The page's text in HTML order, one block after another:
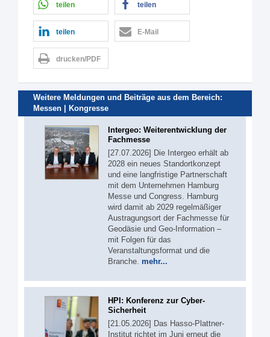
teilen teilen
teilen E-Mail
drucken/PDF
Weitere Meldungen und Beiträge aus dem Bereich:
Messen | Kongresse
Intergeo: Weiterentwicklung der
Fachmesse
[27.07.2026] Die Intergeo erhält ab
2028 ein neues Standortkonzept
und eine langfristige Partnerschaft
mit dem Unternehmen Hamburg
Messe und Congress. Hamburg
wird damit ab 2029 regelmäßiger
Austragungsort der Fachmesse für
Geodäsie und Geo-Information –
mit Folgen für das
Veranstaltungsformat und die
Branche. mehr...
HPI: Konferenz zur Cyber-
Sicherheit
[21.05.2026] Das Hasso-Plattner-
Institut richtet im Juni erneut die